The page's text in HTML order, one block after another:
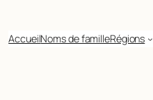
AccueilNoms de familleRégions